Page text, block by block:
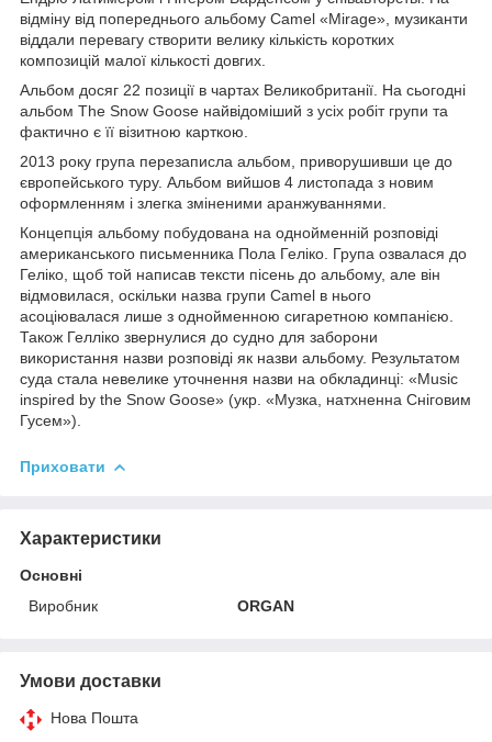
відміну від попереднього альбому Camel «Mirage», музиканти
віддали перевагу створити велику кількість коротких
композицій малої кількості довгих.
Альбом досяг 22 позиції в чартах Великобританії. На сьогодні
альбом The Snow Goose найвідоміший з усіх робіт групи та
фактично є її візитною карткою.
2013 року група перезаписла альбом, приворушивши це до
європейського туру. Альбом вийшов 4 листопада з новим
оформленням і злегка зміненими аранжуваннями.
Концепція альбому побудована на однойменній розповіді
американського письменника Пола Геліко. Група озвалася до
Геліко, щоб той написав тексти пісень до альбому, але він
відмовилася, оскільки назва групи Camel в нього
асоціювалася лише з однойменною сигаретною компанією.
Також Гелліко звернулися до судно для заборони
використання назви розповіді як назви альбому. Результатом
суда стала невелике уточнення назви на обкладинці: «Music
inspired by the Snow Goose» (укр. «Музка, натхненна Сніговим
Гусем»).
Приховати
Характеристики
Основні
Виробник
ORGAN
Умови доставки
Нова Пошта